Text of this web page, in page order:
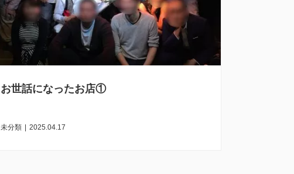
お世話になったお店①
未分類 2025.04.17